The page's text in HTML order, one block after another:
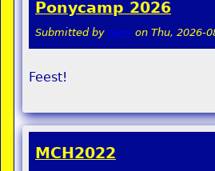
Ponycamp 2026
Submitted by remi on Thu, 2026-
Feest!
MCH2022